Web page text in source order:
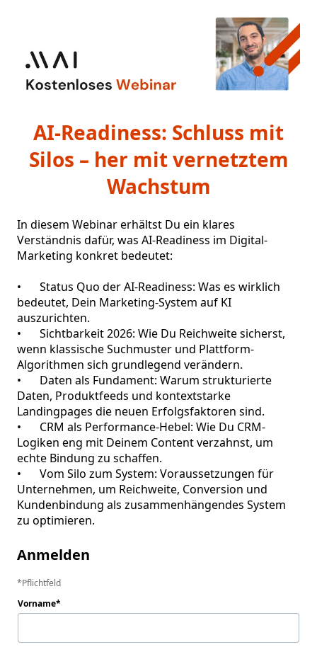
AI-Readiness: Schluss mit
Silos – her mit vernetztem
Wachstum
In diesem Webinar erhältst Du ein klares
Verständnis dafür, was AI-Readiness im Digital-
Marketing konkret bedeutet:
•	Status Quo der AI-Readiness: Was es wirklich
bedeutet, Dein Marketing-System auf KI
auszurichten.
•	Sichtbarkeit 2026: Wie Du Reichweite sicherst,
wenn klassische Suchmuster und Plattform-
Algorithmen sich grundlegend verändern.
•	Daten als Fundament: Warum strukturierte
Daten, Produktfeeds und kontextstarke
Landingpages die neuen Erfolgsfaktoren sind.
•	CRM als Performance-Hebel: Wie Du CRM-
Logiken eng mit Deinem Content verzahnst, um
echte Bindung zu schaffen.
•	Vom Silo zum System: Voraussetzungen für
Unternehmen, um Reichweite, Conversion und
Kundenbindung als zusammenhängendes System
zu optimieren.
Anmelden
Pflichtfeld
Vorname